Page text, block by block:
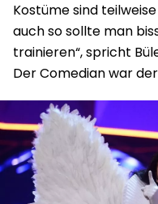
Kostüme sind
auch so sollte man
trainieren“, spricht
Der Comedian war